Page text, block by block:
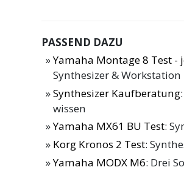
PASSEND DAZU
Yamaha Montage 8 Test -
Synthesizer & Workstation
Synthesizer Kaufberatung
wissen
Yamaha MX61 BU Test:
Korg Kronos 2 Test:
Yamaha MODX M6: Drei